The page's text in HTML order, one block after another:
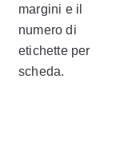
margini e il
numero di
etichette per
scheda.